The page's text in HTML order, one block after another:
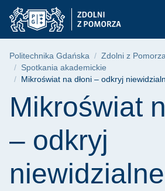
Przejdź
do
menu
Przejdź
do
wyszukiwarki
Przejdź
do
treści
Mikroświat
Ścieżka
Politechnika Gdańska Zdolni z
Spotkania akademickie
Mikroświat na dłoni – odkryj
Treść strony
Mikroświat
– odkryj